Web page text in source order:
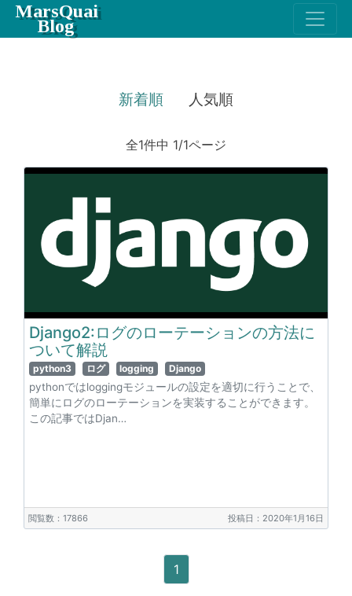
MarsQuai
Blog
新着順 人気順
全1件中 1/1ページ
Django2:ログのローテーションの方法に
ついて解説
python3 ログ logging Django
pythonではloggingモジュールの設定を適切に行うことで、
簡単にログのローテーションを実装することができます。
この記事ではDjan…
閲覧数：17866 投稿日：2020年1月16日
1